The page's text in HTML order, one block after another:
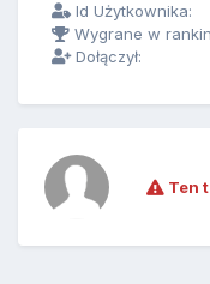
Id Użytkownika:
Wygrane w
Dołączył:
Ten